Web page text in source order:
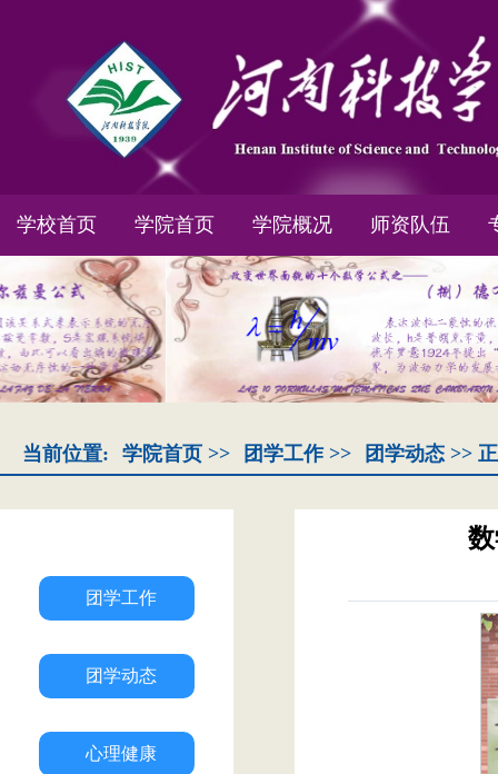
学校首页 学院首页 学院概况 师资队伍
当前位置: 学院首页 >> 团学工作>> 团学动态 >>
团学工作
团学动态
心理健康